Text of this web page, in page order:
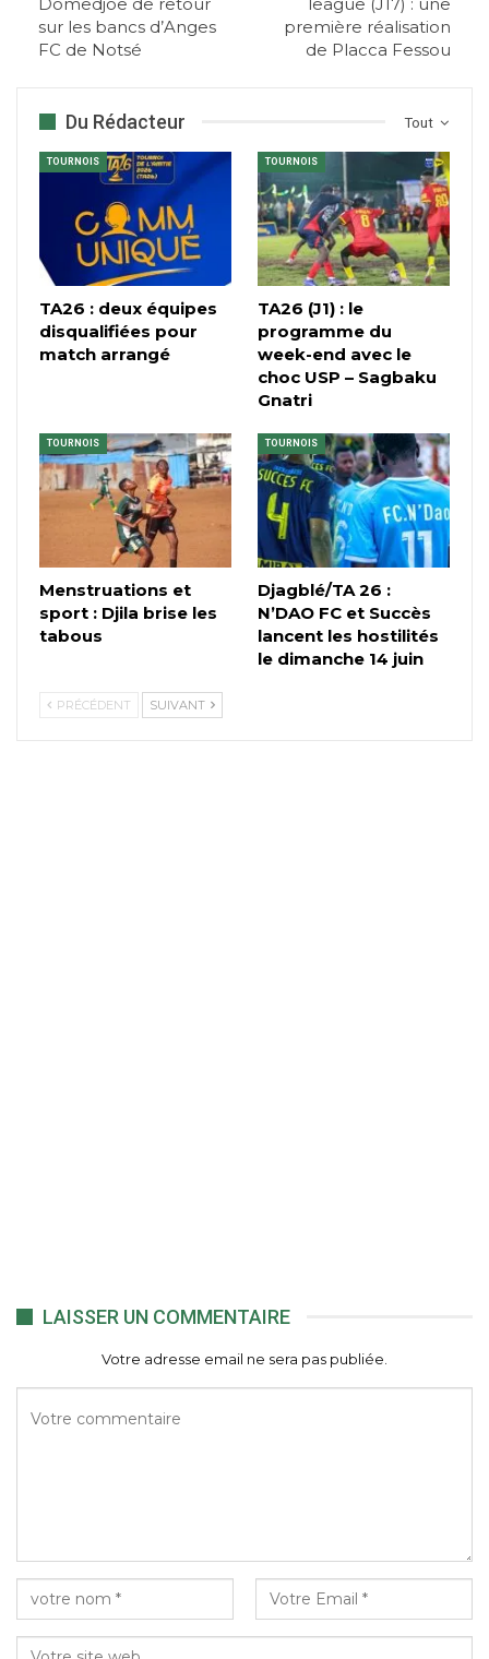
sur les bancs d’Anges
FC de Notsé
première réalisation
de Placca Fessou
Tout
Du Rédacteur
TOURNOIS
TA26 : deux équipes
disqualifiées pour
match arrangé
TOURNOIS
TA26 (J1) : le
programme du
week-end avec le
choc USP – Sagbaku
Gnatri
TOURNOIS
Menstruations et
sport : Djila brise les
tabous
TOURNOIS
Djagblé/TA 26 :
N’DAO FC et Succès
lancent les hostilités
le dimanche 14 juin
PRÉCÉDENT SUIVANT
LAISSER UN COMMENTAIRE
Votre adresse email ne sera pas publiée.